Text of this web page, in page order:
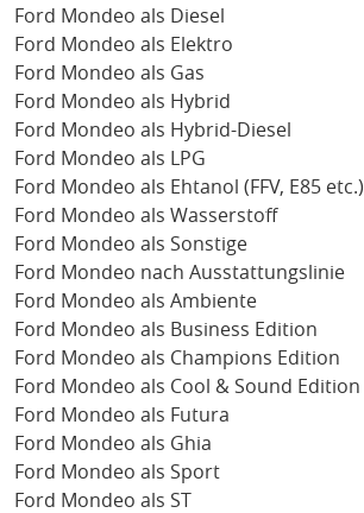
Ford Mondeo als Diesel
Ford Mondeo als Elektro
Ford Mondeo als Gas
Ford Mondeo als Hybrid
Ford Mondeo als Hybrid-Diesel
Ford Mondeo als LPG
Ford Mondeo als Ehtanol (FFV, E85 etc.)
Ford Mondeo als Wasserstoff
Ford Mondeo als Sonstige
Ford Mondeo nach Ausstattungslinie
Ford Mondeo als Ambiente
Ford Mondeo als Business Edition
Ford Mondeo als Champions Edition
Ford Mondeo als Cool & Sound Edition
Ford Mondeo als Futura
Ford Mondeo als Ghia
Ford Mondeo als Sport
Ford Mondeo als ST